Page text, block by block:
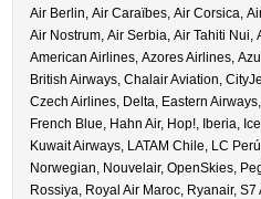
Air Berlin,Air Caraïbes,Air Corsica,
Air Nostrum,Air Serbia,Air Tahiti Nui,
American Airlines,Azores Airlines,
British Airways,Chalair Aviation,
Czech Airlines, Delta, Eastern
French Blue, Hahn Air, Hop!, Iberia,
Kuwait Airways, LATAM Chile, LC
Norwegian, Nouvelair,OpenSkies,
Rossiya, Royal Air Maroc, Ryanair,S7